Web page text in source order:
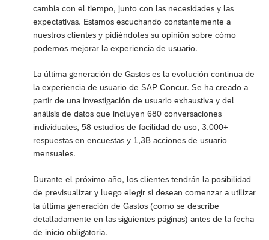
cambia con el tiempo, junto con las necesidades y las
expectativas. Estamos escuchando constantemente a
nuestros clientes y pidiéndoles su opinión sobre cómo
podemos mejorar la experiencia de usuario.
La última generación de Gastos es la evolución continua de
la experiencia de usuario de SAP Concur. Se ha creado a
partir de una investigación de usuario exhaustiva y del
análisis de datos que incluyen 680 conversaciones
individuales, 58 estudios de facilidad de uso, 3.000+
respuestas en encuestas y 1,3B acciones de usuario
mensuales.
Durante el próximo año, los clientes tendrán la posibilidad
de previsualizar y luego elegir si desean comenzar a utilizar
la última generación de Gastos (como se describe
detalladamente en las siguientes páginas) antes de la fecha
de inicio obligatoria.